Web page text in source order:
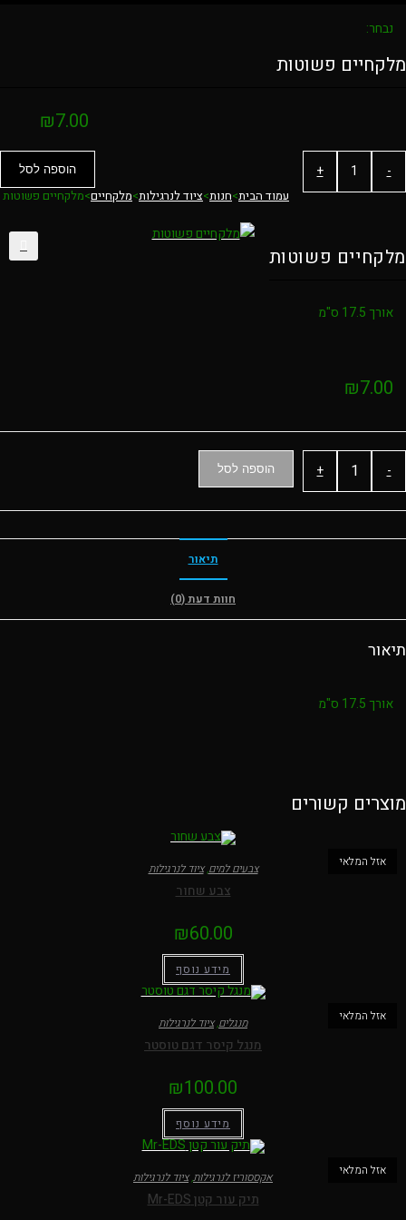
נבחר:
פשוטות
₪7.00
מלקחיים
הוספה לסל
עמוד הבית>חנות>ציוד לנרגילות>מלקחיים>מלקחיים פשוטות
פשוטות
אורך 17.5 ס"מ
₪7.00
הוספה לסל
תיאור
חוות דעת (0)
אורך 17.5 ס"מ
קשורים
אזל המלאי צבעים למים,ציוד לנרגילות
צבע שחור
₪60.00
מידע נוסף
אזל המלאי מנגלים,ציוד לנרגילות
מנגל קיסר דגם טוסטר
₪100.00
מידע נוסף
אזל המלאי אקססוריז לנרגילות,ציוד לנרגילות
תיק עור קטן Mr-EDS